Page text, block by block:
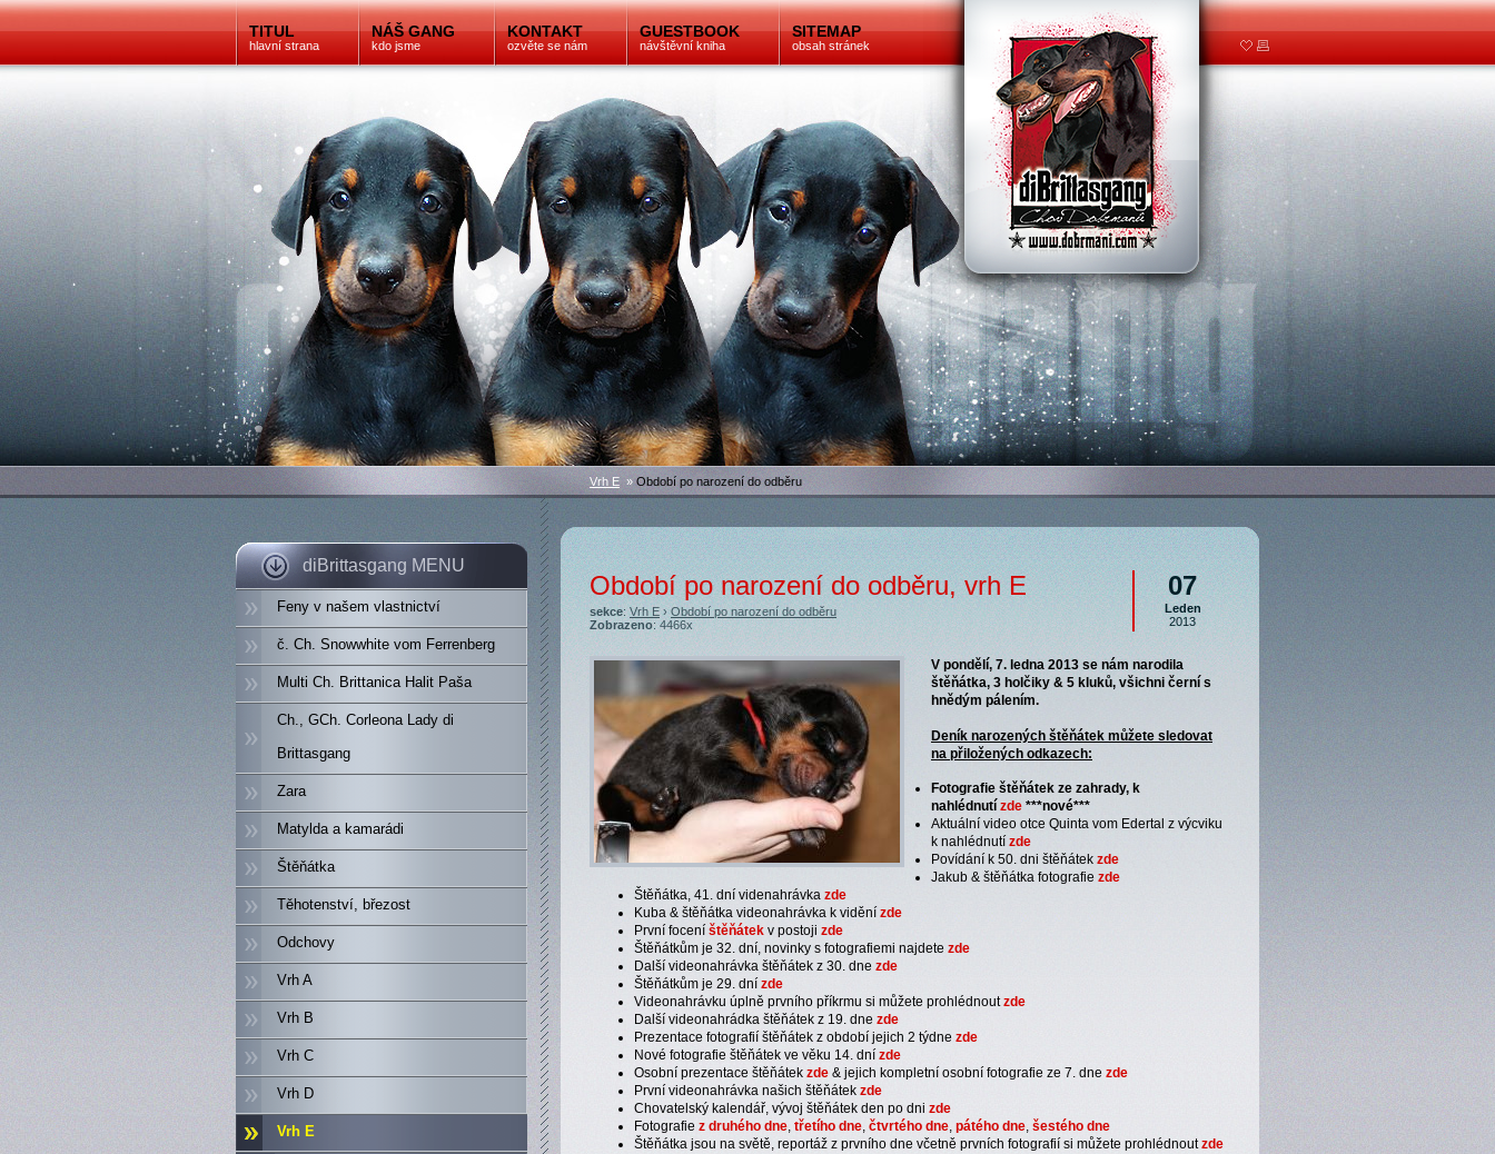
TITUL
hlavní strana
NÁŠ GANG
kdo jsme
KONTAKT
ozvěte se nám
GUESTBOOK
návštěvní kniha
SITEMAP
obsah stránek
diBrittasgang MENU
Feny v našem vlastnictví
č. Ch. Snowwhite vom Ferrenberg
Multi Ch. Brittanica Halit Paša
Ch., GCh. Corleona Lady di
Brittasgang
Zara
Matylda a kamarádi
Štěňátka
Těhotenství, březost
Odchovy
Vrh A
Vrh B
Vrh C
Vrh D
Vrh E
Vrh E » Období po narození do odběru
07
Leden
2013
Období po narození do odběru, vrh E
sekce:Vrh E›Období po narození do odběru
Zobrazeno: 4466x
V pondělí, 7. ledna 2013 se nám narodila
štěňátka, 3 holčiky & 5 kluků, všichni černí s
hnědým pálením.
Deník narozených štěňátek můžete sledovat
na přiložených odkazech:
Fotografie štěňátek ze zahrady, k
nahlédnutí zde ***nové***
Aktuální video otce Quinta vom Edertal z výcviku
k nahlédnutí zde
Povídání k 50. dni štěňátek zde
Jakub & štěňátka fotografie zde
Štěňátka, 41. dní videnahrávka zde
Kuba & štěňátka videonahrávka k vidění zde
První focení štěňátek v postoji zde
Štěňátkům je 32. dní, novinky s fotografiemi najdete zde
Další videonahrávka štěňátek z 30. dne zde
Štěňátkům je 29. dní zde
Videonahrávku úplně prvního příkrmu si můžete prohlédnoutzde
Další videonahrádka štěňátek z 19. dne zde
Prezentace fotografií štěňátek z období jejich 2 týdne zde
Nové fotografie štěňátek ve věku 14. dní zde
Osobní prezentace štěňátek zde & jejich kompletní osobní fotografie ze 7. dne zde
První videonahrávka našich štěňátek zde
Chovatelský kalendář, vývoj štěňátek den po dni zde
Fotografie z druhého dne, třetího dne, čtvrtého dne, pátého dne, šestého dne
Štěňátka jsou na světě, reportáž z prvního dne včetně prvních fotografií si můžete prohlédnoutzde